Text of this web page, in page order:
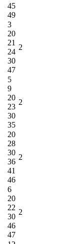
45
49
3
20
21
24
30
47
2
5
9
20
23
30
35
2
20
28
30
36
41
46
2
6
20
22
30
46
47
2